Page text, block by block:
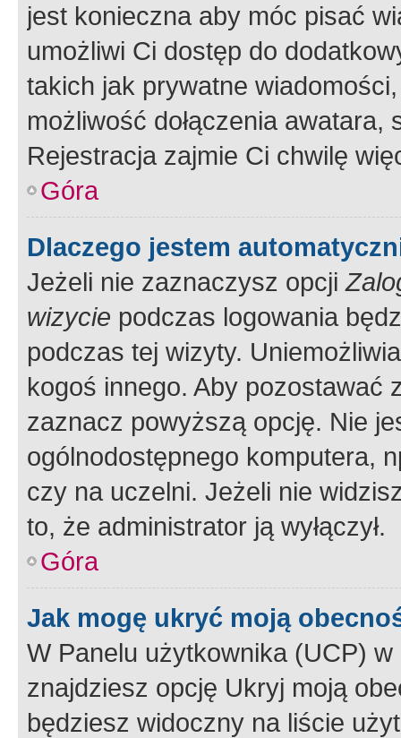
jest konieczna aby móc pisać
umożliwi Ci dostęp do
takich jak prywatne
możliwość dołączenia
Rejestracja zajmie Ci chwilę
Góra
Dlaczego jestem
Jeżeli nie zaznaczysz opcji
wizycie podczas logowania
podczas tej wizyty.
kogoś innego. Aby pozostawać
zaznacz powyższą opcję. Nie
ogólnodostępnego komputera,
czy na uczelni. Jeżeli nie
to, że administrator ją wyłączył.
Góra
Jak mogę ukryć moją
W Panelu użytkownika (UCP) w
znajdziesz opcję Ukryj moją
będziesz widoczny na liście